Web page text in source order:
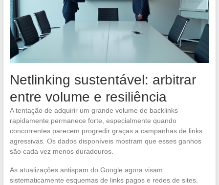
Netlinking sustentável: arbitrar
entre volume e resiliência
A tentação de adquirir um grande volume de backlinks
rapidamente permanece forte, especialmente quando
concorrentes parecem progredir graças a campanhas de links
agressivas. Os dados disponíveis mostram que esses ganhos
são cada vez menos duradouros.
As atualizações antispam do Google agora visam
sistematicamente esquemas de links pagos e redes de sites.